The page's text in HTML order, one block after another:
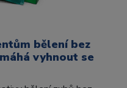
bělení bez
vyhnout se